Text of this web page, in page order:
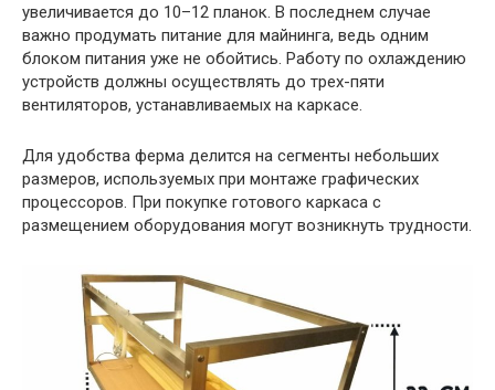
увеличивается до 10–12 планок. В последнем случае
важно продумать питание для майнинга, ведь одним
блоком питания уже не обойтись. Работу по охлаждению
устройств должны осуществлять до трех-пяти
вентиляторов, устанавливаемых на каркасе.
Для удобства ферма делится на сегменты небольших
размеров, используемых при монтаже графических
процессоров. При покупке готового каркаса с
размещением оборудования могут возникнуть трудности.